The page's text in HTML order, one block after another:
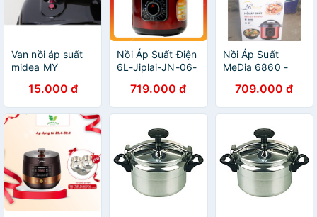
Van nồi áp suất
midea MY
CH501B,
CH501C
15.000 đ
Nồi Áp Suất Điện
6L-Jiplai-JN-06-
1000W -Nồi Hầm
Đa Năng -Hàng
Chính Hãng- bh
12 tháng( Tặng Vỉ
Hấp Cách Thủy )
719.000 đ
Nồi Áp Suất
MeDia 6860 -
Năng-Hàng
Nhập Khẩu-Bảo
Hành 12 Tháng (
tặng vỉ hấp cách
thủy )
709.000 đ